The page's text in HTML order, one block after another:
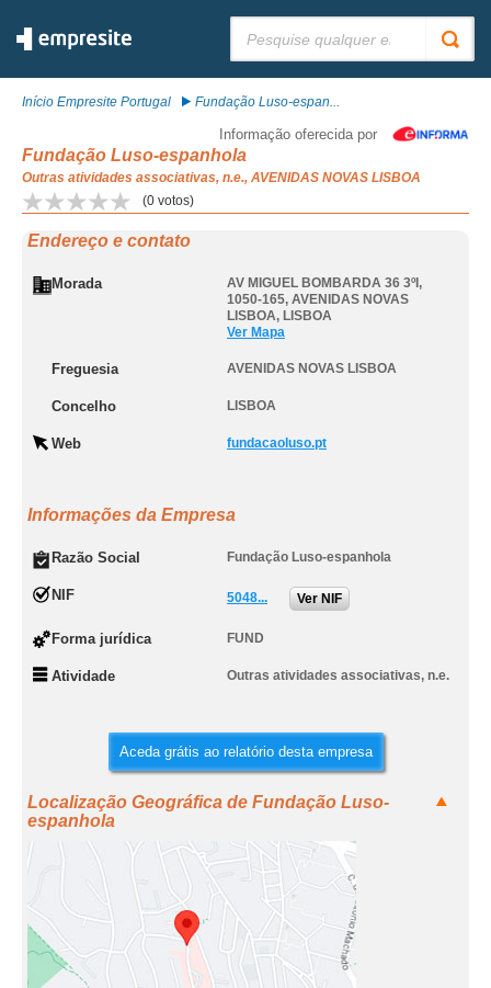
Início Empresite Portugal Fundação Luso-espan...
Informação oferecida por
Fundação Luso-espanhola
Outras atividades associativas, n.e., AVENIDAS NOVAS LISBOA
(0 votos)
Endereço e contato
Morada
AV MIGUEL BOMBARDA 36 3ºI,
1050-165, AVENIDAS NOVAS
LISBOA, LISBOA
Ver Mapa
Freguesia AVENIDAS NOVAS LISBOA
Concelho LISBOA
Web fundacaoluso.pt
Informações da Empresa
Razão Social Fundação Luso-espanhola
NIF 5048... Ver NIF
Forma jurídica FUND
Atividade Outras atividades associativas, n.e.
Aceda grátis ao relatório desta empresa
Localização Geográfica de Fundação Luso-
espanhola